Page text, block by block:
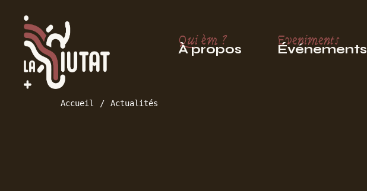
Qui èm ?
À propos
Eveniments
Événements
Accueil Actualités